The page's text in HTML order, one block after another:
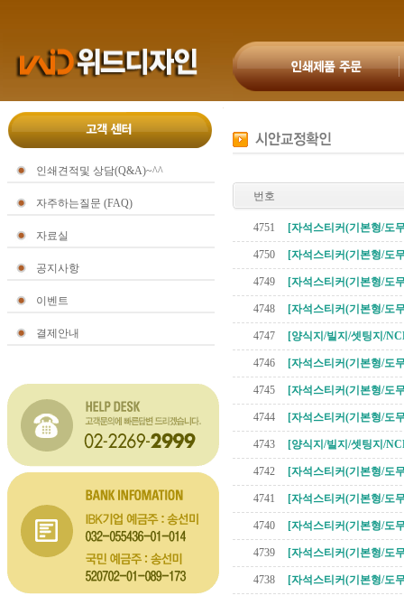
인쇄견적및 상담(Q&A)~^^
자주하는질문 (FAQ)
자료실
공지사항
이벤트
결제안내
번호
4751 [자석스티커(기본형/도
4750 [자석스티커(기본형/도
4749 [자석스티커(기본형/도
4748 [자석스티커(기본형/도
4747 [양식지/빌지/셋팅지/
4746 [자석스티커(기본형/도
4745 [자석스티커(기본형/도
4744 [자석스티커(기본형/도
4743 [양식지/빌지/셋팅지/
4742 [자석스티커(기본형/도
4741 [자석스티커(기본형/도
4740 [자석스티커(기본형/도
4739 [자석스티커(기본형/도
4738 [자석스티커(기본형/도